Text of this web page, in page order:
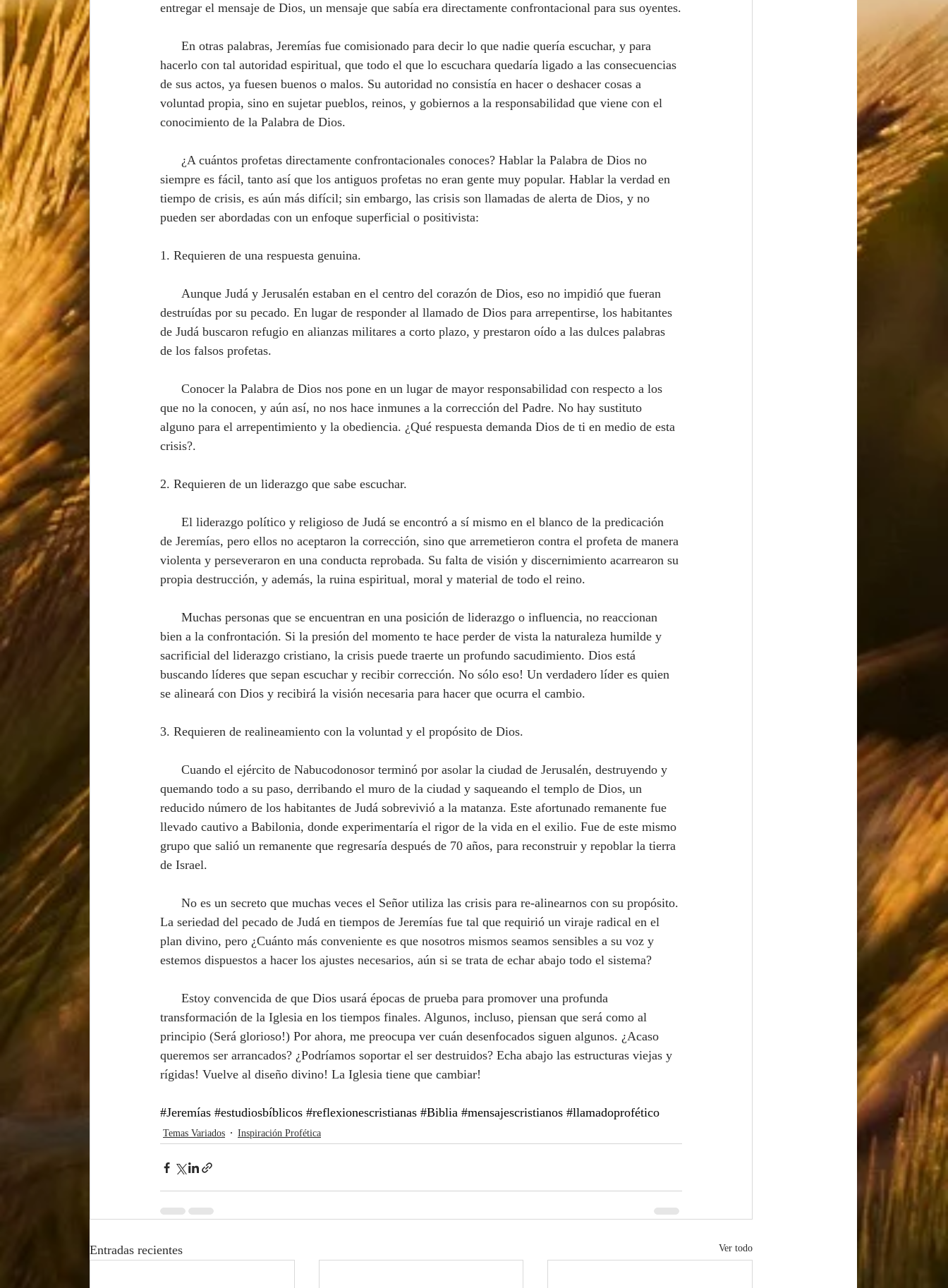
entregar el mensaje de Dios, un mensaje que sabía era directamente confrontacional para sus oyentes.
hacerlo con tal autoridad espiritual, que todo el que lo escuchara quedaría ligado a las consecuencias
de sus actos, ya fuesen buenos o malos. Su autoridad no consistía en hacer o deshacer cosas a
voluntad propia, sino en sujetar pueblos, reinos, y gobiernos a la responsabilidad que viene con el
conocimiento de la Palabra de Dios.
siempre es fácil, tanto así que los antiguos profetas no eran gente muy popular. Hablar la verdad en
tiempo de crisis, es aún más difícil; sin embargo, las crisis son llamadas de alerta de Dios, y no
pueden ser abordadas con un enfoque superficial o positivista:
1. Requieren de una respuesta genuina.
destruídas por su pecado. En lugar de responder al llamado de Dios para arrepentirse, los habitantes
de Judá buscaron refugio en alianzas militares a corto plazo, y prestaron oído a las dulces palabras
de los falsos profetas.
que no la conocen, y aún así, no nos hace inmunes a la corrección del Padre. No hay sustituto
alguno para el arrepentimiento y la obediencia. ¿Qué respuesta demanda Dios de ti en medio de esta
crisis?.
2. Requieren de un liderazgo que sabe escuchar.
de Jeremías, pero ellos no aceptaron la corrección, sino que arremetieron contra el profeta de manera
violenta y perseveraron en una conducta reprobada. Su falta de visión y discernimiento acarrearon su
propia destrucción, y además, la ruina espiritual, moral y material de todo el reino.
bien a la confrontación. Si la presión del momento te hace perder de vista la naturaleza humilde y
sacrificial del liderazgo cristiano, la crisis puede traerte un profundo sacudimiento. Dios está
buscando líderes que sepan escuchar y recibir corrección. No sólo eso! Un verdadero líder es quien
se alineará con Dios y recibirá la visión necesaria para hacer que ocurra el cambio.
3. Requieren de realineamiento con la voluntad y el propósito de Dios.
quemando todo a su paso, derribando el muro de la ciudad y saqueando el templo de Dios, un
reducido número de los habitantes de Judá sobrevivió a la matanza. Este afortunado remanente fue
llevado cautivo a Babilonia, donde experimentaría el rigor de la vida en el exilio. Fue de este mismo
grupo que salió un remanente que regresaría después de 70 años, para reconstruir y repoblar la tierra
de Israel.
La seriedad del pecado de Judá en tiempos de Jeremías fue tal que requirió un viraje radical en el
plan divino, pero ¿Cuánto más conveniente es que nosotros mismos seamos sensibles a su voz y
estemos dispuestos a hacer los ajustes necesarios, aún si se trata de echar abajo todo el sistema?
transformación de la Iglesia en los tiempos finales. Algunos, incluso, piensan que será como al
principio (Será glorioso!) Por ahora, me preocupa ver cuán desenfocados siguen algunos. ¿Acaso
queremos ser arrancados? ¿Podríamos soportar el ser destruidos? Echa abajo las estructuras viejas y
rígidas! Vuelve al diseño divino! La Iglesia tiene que cambiar!
#Jeremías #estudiosbíblicos #reflexionescristianas #Biblia #mensajescristianos #llamadoprofético
Temas Variados Inspiración Profética
Entradas recientes Ver todo